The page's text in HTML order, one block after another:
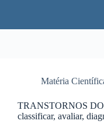
Matéria
TRANSTORNOS
classificar, avaliar,